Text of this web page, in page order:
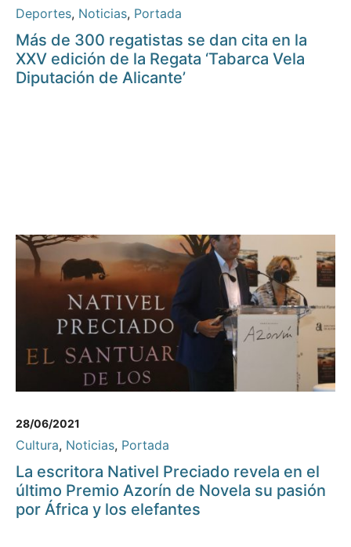
Deportes, Noticias, Portada
Más de 300 regatistas se dan cita en la
XXV edición de la Regata ‘Tabarca Vela
Diputación de Alicante’
28/06/2021
Cultura, Noticias, Portada
La escritora Nativel Preciado revela en el
último Premio Azorín de Novela su pasión
por África y los elefantes